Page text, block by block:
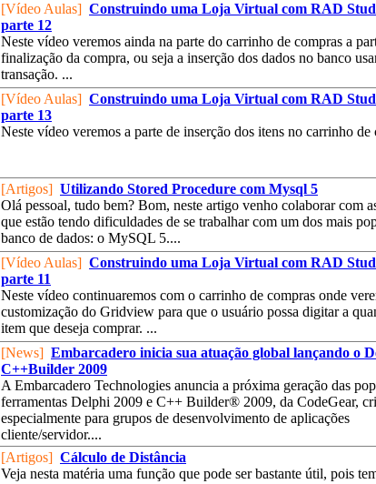
[Vídeo Aulas] Construindo uma Loja Virtual com RAD
parte 12
Neste vídeo veremos ainda na parte do carrinho de compras a
finalização da compra, ou seja a inserção dos dados no banco
transação. ...
[Vídeo Aulas] Construindo uma Loja Virtual com RAD
parte 13
Neste vídeo veremos a parte de inserção dos itens no carrinho de
[Artigos] Utilizando Stored Procedure com Mysql 5
Olá pessoal, tudo bem? Bom, neste artigo venho colaborar com
que estão tendo dificuldades de se trabalhar com um dos mais
banco de dados: o MySQL 5....
[Vídeo Aulas] Construindo uma Loja Virtual com RAD
parte 11
Neste vídeo continuaremos com o carrinho de compras onde
customização do Gridview para que o usuário possa digitar a
item que deseja comprar. ...
[News] Embarcadero inicia sua atuação global lançando o
C++Builder 2009
A Embarcadero Technologies anuncia a próxima geração das
ferramentas Delphi 2009 e C++ Builder® 2009, da CodeGear,
especialmente para grupos de desenvolvimento de aplicações
cliente/servidor....
[Artigos] Cálculo de Distância
Veja nesta matéria uma função que pode ser bastante útil, pois